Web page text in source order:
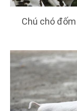
Chú chó